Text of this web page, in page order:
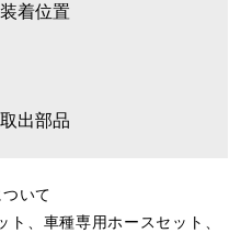
着位置
出部品
いて
、車種専用ホースセット、